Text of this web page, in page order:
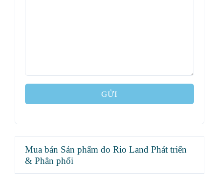
GỬI
Mua bán Sản phẩm do Rio Land Phát triển
& Phân phối